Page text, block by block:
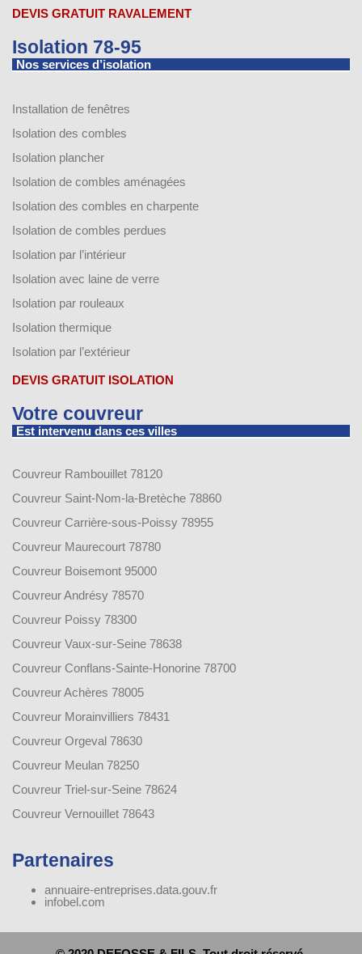
DEVIS GRATUIT RAVALEMENT
Isolation 78-95
Nos services d’isolation
Installation de fenêtres
Isolation des combles
Isolation plancher
Isolation de combles aménagées
Isolation des combles en charpente
Isolation de combles perdues
Isolation par l’intérieur
Isolation avec laine de verre
Isolation par rouleaux
Isolation thermique
Isolation par l’extérieur
DEVIS GRATUIT ISOLATION
Votre couvreur
Est intervenu dans ces villes
Couvreur Rambouillet 78120
Couvreur Saint-Nom-la-Bretèche 78860
Couvreur Carrière-sous-Poissy 78955
Couvreur Maurecourt 78780
Couvreur Boisemont 95000
Couvreur Andrésy 78570
Couvreur Poissy 78300
Couvreur Vaux-sur-Seine 78638
Couvreur Conflans-Sainte-Honorine 78700
Couvreur Achères 78005
Couvreur Morainvilliers 78431
Couvreur Orgeval 78630
Couvreur Meulan 78250
Couvreur Triel-sur-Seine 78624
Couvreur Vernouillet 78643
Partenaires
annuaire-entreprises.data.gouv.fr
infobel.com